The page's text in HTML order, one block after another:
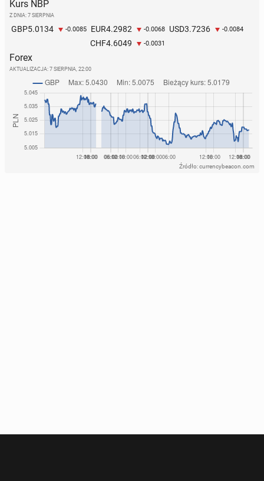
Kurs NBP
Z DNIA: 7 SIERPNIA
GBP5.0134 -0.0085 EUR4.2982 -0.0068 USD3.7236 -0.0084
CHF4.6049 -0.0031
Forex
AKTUALIZACJA: 7 SIERPNIA, 22:00
Źródło: currencybeacon.com